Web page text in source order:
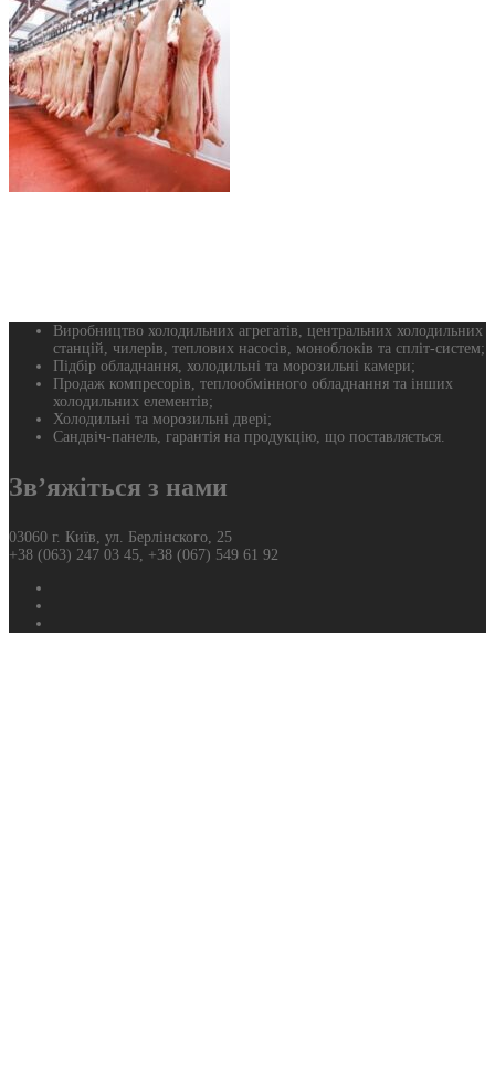
Виробництво холодильних агрегатів, центральних холодильних
станцій, чилерів, теплових насосів, моноблоків та спліт-систем;
Підбір обладнання, холодильні та морозильні камери;
Продаж компресорів, теплообмінного обладнання та інших
холодильних елементів;
Холодильні та морозильні двері;
Сандвіч-панель, гарантія на продукцію, що поставляється.
Зв’яжіться з нами
03060 г. Київ, ул. Берлінского, 25
+38 (063) 247 03 45, +38 (067) 549 61 92